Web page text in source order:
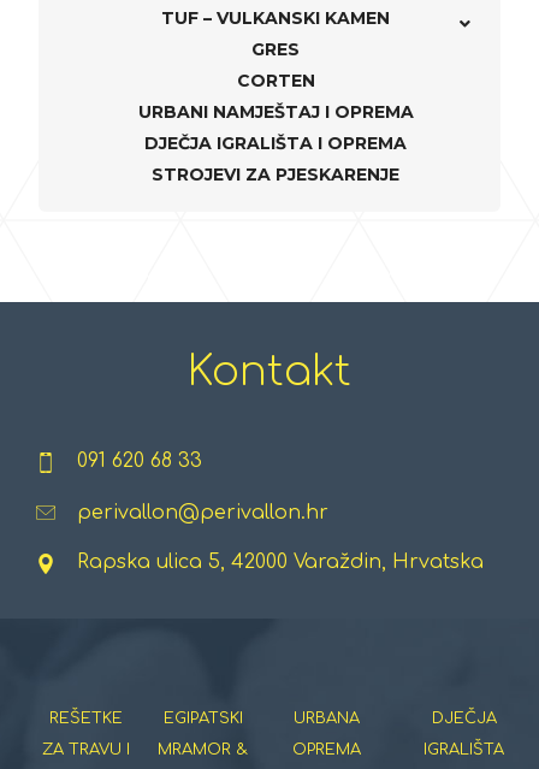
TUF – VULKANSKI KAMEN
GRES
CORTEN
URBANI NAMJEŠTAJ I OPREMA
DJEČJA IGRALIŠTA I OPREMA
STROJEVI ZA PJESKARENJE
Kontakt
091 620 68 33
perivallon@perivallon.hr
Rapska ulica 5, 42000 Varaždin, Hrvatska
REŠETKE
ZA TRAVU I
EGIPATSKI
MRAMOR &
URBANA
OPREMA
DJEČJA
IGRALIŠTA